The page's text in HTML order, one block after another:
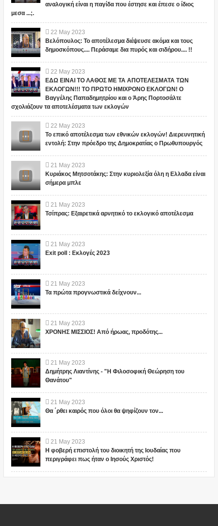
αναλογική είναι η παγίδα που έστησε και έπεσε ο ίδιος
μεσα ...;.
22 May 2023
Βελόπουλος: Το αποτέλεσμα διέψευσε ακόμα και τους
δημοσκόπους.... Περάσαμε δια πυρός και σιδήρου.... !!
22 May 2023
ΕΔΩ ΕΙΝΑΙ ΤΟ ΛΑΘΟΣ ΜΕ ΤΑ ΑΠΟΤΕΛΕΣΜΑΤΑ ΤΩΝ
ΕΚΛΟΓΩΝ!!! ΤΟ ΠΡΩΤΟ ΗΜΙΧΡΟΝΟ ΕΚΛΟΓΩΝ! Ο
Βαγγέλης Παπαδημητρίου και ο Άρης Πορτοσάλτε
σχολιάζουν τα αποτελέσματα των εκλογών
22 May 2023
Το επικό αποτέλεσμα των εθνικών εκλογών! Διερευνητική
εντολή: Στην πρόεδρο της Δημοκρατίας ο Πρωθυπουργός
21 May 2023
Κυριάκος Μητσοτάκης: Στην κυριολεξία όλη η Ελλαδα είναι
σήμερα μπλε
21 May 2023
Τσίπρας: Εξαιρετικά αρνητικό το εκλογικό αποτέλεσμα
21 May 2023
Exit poll : Εκλογές 2023
21 May 2023
Τα πρώτα προγνωστικά δείχνουν...
21 May 2023
ΧΡΟΝΗΣ ΜΙΣΣΙΟΣ! Από ήρωας, προδότης...
21 May 2023
Δημήτρης Λιαντίνης - "Η Φιλοσοφική Θεώρηση του
Θανάτου"
21 May 2023
Θα ΄ρθει καιρός που όλοι θα ψηφίζουν τον...
21 May 2023
Η φοβερή επιστολή του διοικητή της Ιουδαίας που
περιγράφει πως ήταν ο Ιησούς Χριστός!